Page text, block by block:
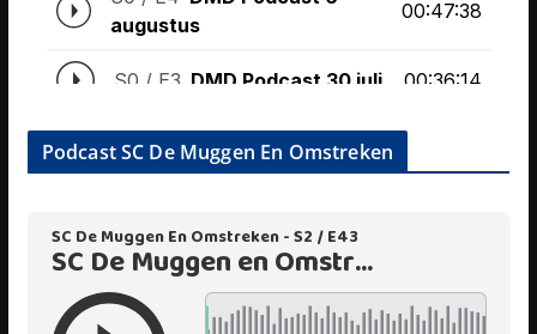
Podcast SC De Muggen En Omstreken